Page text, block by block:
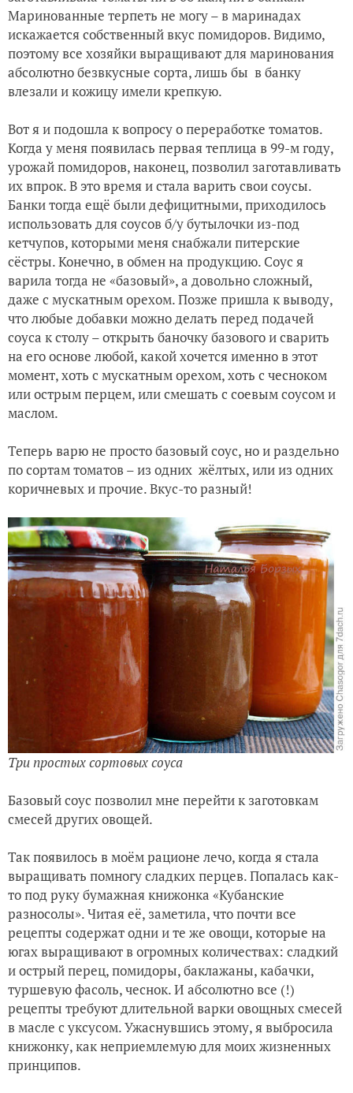
Маринованные терпеть не могу – в маринадах
искажается собственный вкус помидоров. Видимо,
поэтому все хозяйки выращивают для маринования
абсолютно безвкусные сорта, лишь бы в банку
влезали и кожицу имели крепкую.
Вот я и подошла к вопросу о переработке томатов.
Когда у меня появилась первая теплица в 99-м году,
урожай помидоров, наконец, позволил заготавливать
их впрок. В это время и стала варить свои соусы.
Банки тогда ещё были дефицитными, приходилось
использовать для соусов б/у бутылочки из-под
кетчупов, которыми меня снабжали питерские
сёстры. Конечно, в обмен на продукцию. Соус я
варила тогда не «базовый», а довольно сложный,
даже с мускатным орехом. Позже пришла к выводу,
что любые добавки можно делать перед подачей
соуса к столу – открыть баночку базового и сварить
на его основе любой, какой хочется именно в этот
момент, хоть с мускатным орехом, хоть с чесноком
или острым перцем, или смешать с соевым соусом и
маслом.
Теперь варю не просто базовый соус, но и раздельно
по сортам томатов – из одних жёлтых, или из одних
коричневых и прочие. Вкус-то разный!
Три простых сортовых соуса
Базовый соус позволил мне перейти к заготовкам
смесей других овощей.
Так появилось в моём рационе лечо, когда я стала
выращивать помногу сладких перцев. Попалась как-
то под руку бумажная книжонка «Кубанские
разносолы». Читая её, заметила, что почти все
рецепты содержат одни и те же овощи, которые на
югах выращивают в огромных количествах: сладкий
и острый перец, помидоры, баклажаны, кабачки,
туршевую фасоль, чеснок. И абсолютно все (!)
рецепты требуют длительной варки овощных смесей
в масле с уксусом. Ужаснувшись этому, я выбросила
книжонку, как неприемлемую для моих жизненных
принципов.